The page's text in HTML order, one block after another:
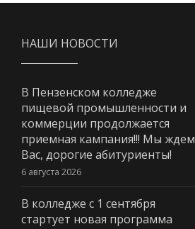
НАШИ НОВОСТИ
В Пензенском колледже
пищевой промышленности и
коммерции продолжается
приемная кампания!!! Мы ждем
Вас, дорогие абитуриенты!
6 августа 2026
В колледже с 1 сентября
стартует новая программа